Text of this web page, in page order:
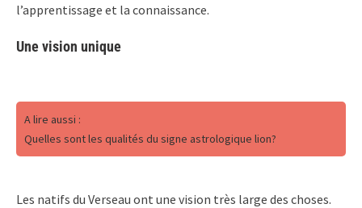
l’apprentissage et la connaissance.
Une vision unique
A lire aussi :
Quelles sont les qualités du signe astrologique lion?
Les natifs du Verseau ont une vision très large des choses.